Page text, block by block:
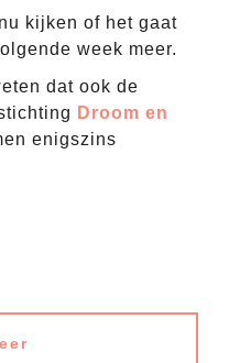
kijken of het gaat
week meer.
dat ook de
Droom en
enigszins